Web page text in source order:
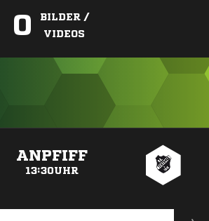
0
BILDER /
VIDEOS
ANPFIFF
13:30UHR